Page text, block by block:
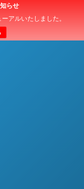
らせ
アルいたしました。
権（U-15）大会